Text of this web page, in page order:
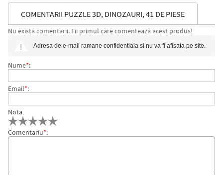
COMENTARII PUZZLE 3D, DINOZAURI, 41 DE PIESE
Nu exista comentarii. Fii primul care comenteaza acest produs!
Adresa de e-mail ramane confidentiala si nu va fi afisata pe site.
Nume*:
Email*:
Nota
Comentariu*: